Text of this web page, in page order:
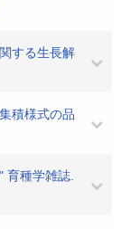
する生長解
積様式の品
育種学雑誌.